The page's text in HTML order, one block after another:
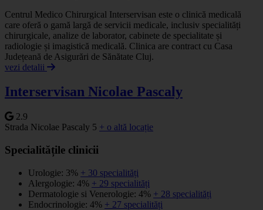
Centrul Medico Chirurgical Interservisan este o clinică medicală
care oferă o gamă largă de servicii medicale, inclusiv specialități
chirurgicale, analize de laborator, cabinete de specialitate și
radiologie și imagistică medicală. Clinica are contract cu Casa
Județeană de Asigurări de Sănătate Cluj.
vezi detalii
Interservisan Nicolae Pascaly
2.9
Strada Nicolae Pascaly 5 + o altă locație
Specialitățile clinicii
Urologie: 3% + 30 specialități
Alergologie: 4% + 29 specialități
Dermatologie si Venerologie: 4% + 28 specialități
Endocrinologie: 4% + 27 specialități